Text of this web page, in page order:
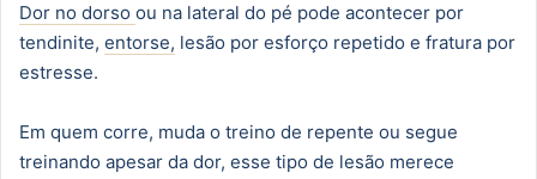
Dor no dorso ou na lateral do pé pode acontecer por
tendinite, entorse, lesão por esforço repetido e fratura por
estresse.
Em quem corre, muda o treino de repente ou segue
treinando apesar da dor, esse tipo de lesão merece